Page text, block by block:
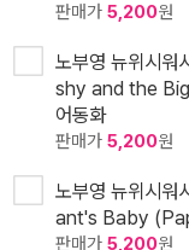
판매가 5,200원
노부영 뉴위시
shy and the
어동화
판매가 5,200원
노부영 뉴위시
ant's Baby
판매가 5,200원